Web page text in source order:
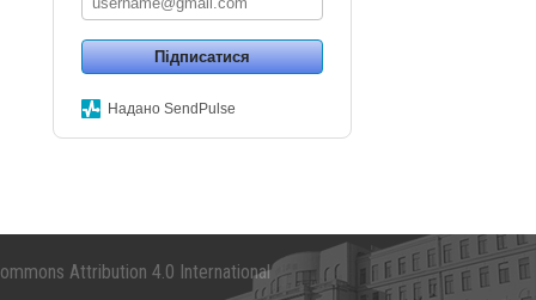
Підписатися
Надано SendPulse
Attribution 4.0 International